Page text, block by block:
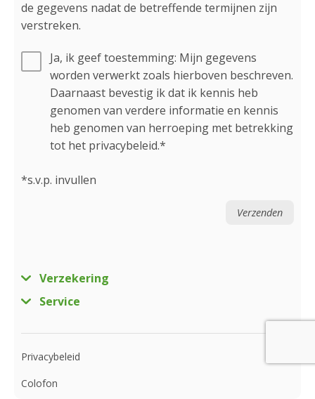
de gegevens nadat de betreffende termijnen zijn
verstreken.
Ja, ik geef toestemming: Mijn gegevens
worden verwerkt zoals hierboven beschreven.
Daarnaast bevestig ik dat ik kennis heb
genomen van verdere informatie en kennis
heb genomen van herroeping met betrekking
tot het privacybeleid.*
*s.v.p. invullen
Verzekering
Service
Privacybeleid
Colofon